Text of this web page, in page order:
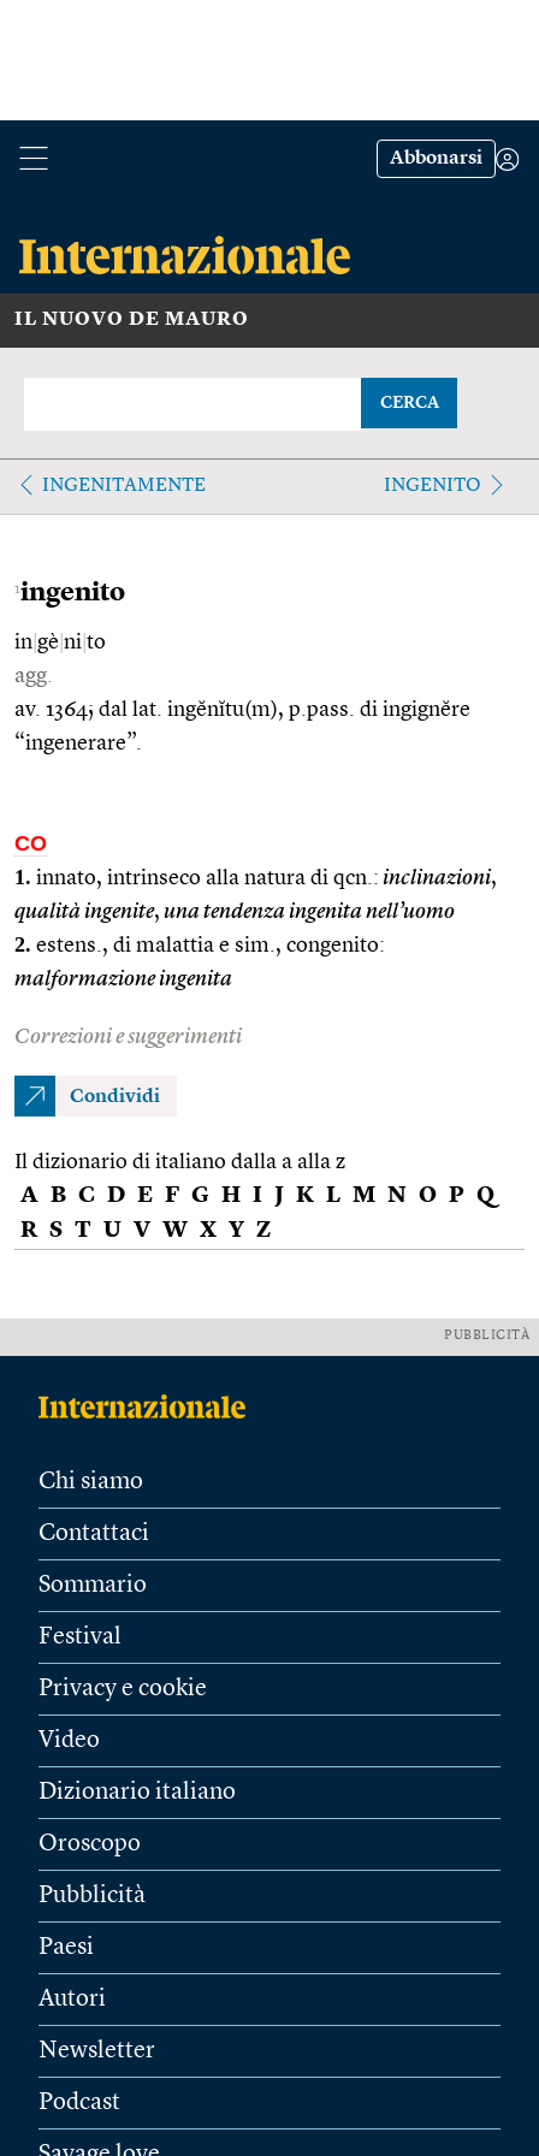
Abbonarsi
IL NUOVO DE MAURO
CERCA
INGENITAMENTE INGENITO
1ingenito
in gè ni to
agg.
av. 1364; dal lat. ingĕnĭtu(m), p.pass. di ingignĕre
“ingenerare”.
CO
1. innato, intrinseco alla natura di qcn.: inclinazioni,
qualità ingenite, una tendenza ingenita nell’uomo
2. estens., di malattia e sim., congenito:
malformazione ingenita
Correzioni e suggerimenti
Condividi
Il dizionario di italiano dalla a alla z
A B C D E F G H I J K L M N O P Q
R S T U V W X Y Z
PUBBLICITÀ
Chi siamo
Contattaci
Sommario
Festival
Privacy e cookie
Video
Dizionario italiano
Oroscopo
Pubblicità
Paesi
Autori
Newsletter
Podcast